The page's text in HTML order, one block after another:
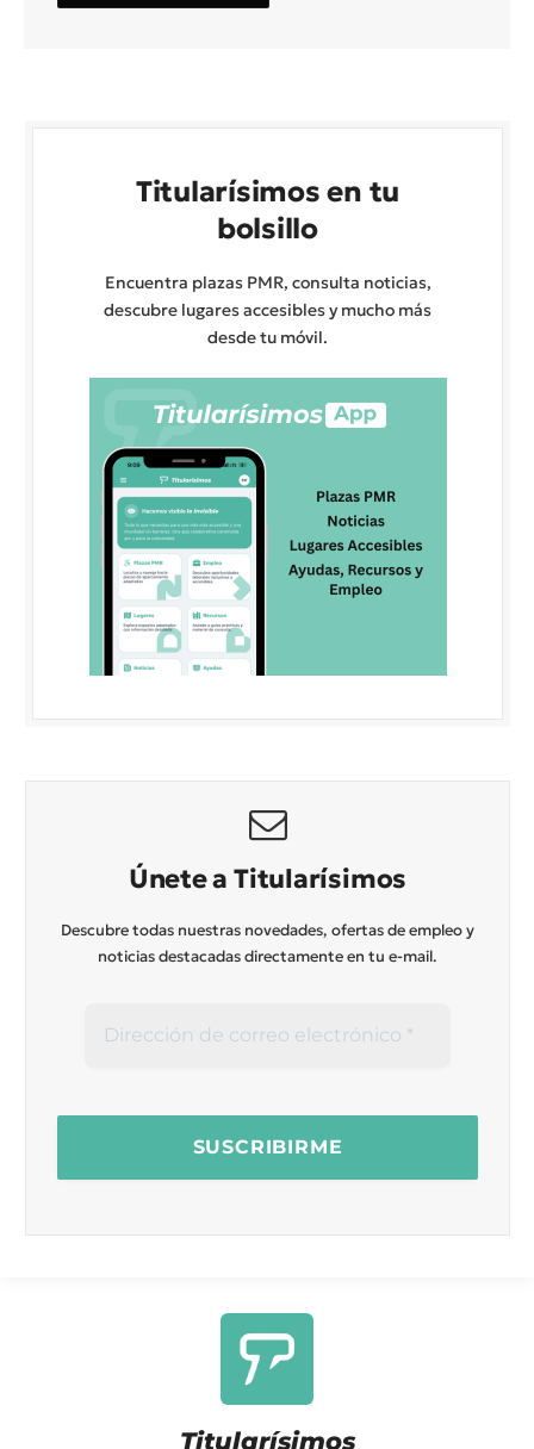
Titularísimos en tu
bolsillo
Encuentra plazas PMR, consulta noticias,
descubre lugares accesibles y mucho más
desde tu móvil.
Únete a Titularísimos
Descubre todas nuestras novedades, ofertas de empleo y
noticias destacadas directamente en tu e-mail.
Titularísimos